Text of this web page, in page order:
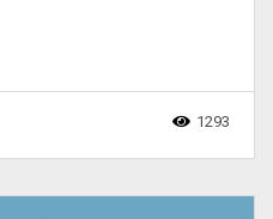
1293